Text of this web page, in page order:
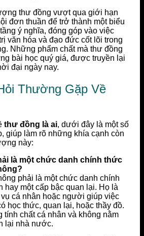
thư đồng vượt qua giới hạn
đơn thuần để trở thành một biểu
ý nghĩa, đóng góp vào việc
văn hóa và đạo đức cốt lõi trong
Những phẩm chất mà thư đồng
bài học quý giá, được truyền lại
đại ngày nay.
Thường Gặp Về
thư đồng là ai, dưới đây là một số
giúp làm rõ những khía cạnh còn
này:
là một chức danh chính thức
phải là một chức danh chính
hay một cấp bậc quan lại. Họ là
cá nhân hoặc người giúp việc
học thức, quan lại, hoặc thầy đồ.
tính chất cá nhân và không nằm
lại nhà nước.